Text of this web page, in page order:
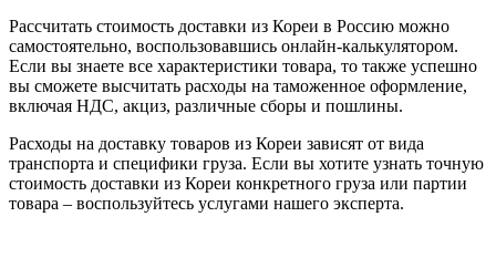
Рассчитать стоимость доставки из Кореи в Россию можно
самостоятельно, воспользовавшись онлайн-калькулятором.
Если вы знаете все характеристики товара, то также успешно
вы сможете высчитать расходы на таможенное оформление,
включая НДС, акциз, различные сборы и пошлины.
Расходы на доставку товаров из Кореи зависят от вида
транспорта и специфики груза. Если вы хотите узнать точную
стоимость доставки из Кореи конкретного груза или партии
товара – воспользуйтесь услугами нашего эксперта.